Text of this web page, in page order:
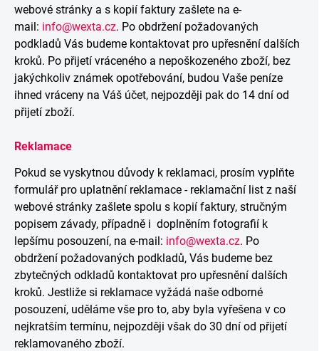
webové stránky a s kopií faktury zašlete na e-
mail: info@wexta.cz. Po obdržení požadovaných
podkladů Vás budeme kontaktovat pro upřesnění dalších
kroků. Po přijetí vráceného a nepoškozeného zboží, bez
jakýchkoliv známek opotřebování, budou Vaše peníze
ihned vráceny na Váš účet, nejpozději pak do 14 dní od
přijetí zboží.
Reklamace
Pokud se vyskytnou důvody k reklamaci, prosím vyplňte
formulář pro uplatnění reklamace - reklamační list z naší
webové stránky zašlete spolu s kopií faktury, stručným
popisem závady, případně i doplněním fotografií k
lepšímu posouzení, na e-mail: info@wexta.cz. Po
obdržení požadovaných podkladů, Vás budeme bez
zbytečných odkladů kontaktovat pro upřesnění dalších
kroků. Jestliže si reklamace vyžádá naše odborné
posouzení, uděláme vše pro to, aby byla vyřešena v co
nejkratším termínu, nejpozději však do 30 dní od přijetí
reklamovaného zboží.